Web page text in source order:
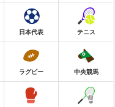
日本代表 テニス
ラグビー 中央競馬